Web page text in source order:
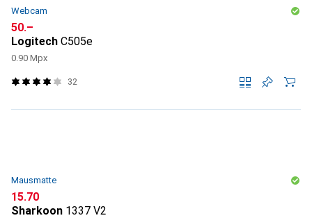
Webcam
CHF
50.–
Logitech C505e
0.90 Mpx
32
Mausmatte
CHF
15.70
Sharkoon 1337 V2